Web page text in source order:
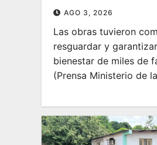
AGO 3, 2026
Las obras tuvieron
resguardar y
bienestar de miles de
(Prensa Ministerio de